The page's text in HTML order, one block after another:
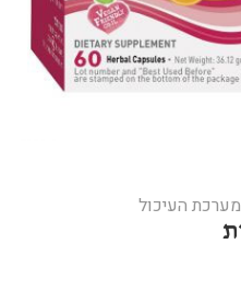
מערכת העיכול